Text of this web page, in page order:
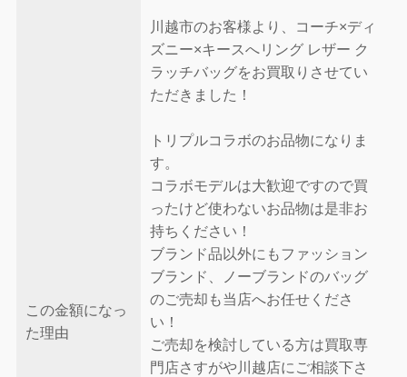
この金額になっ
た理由
川越市のお客様より、コーチ×ディ
ズニー×キースへリング レザー ク
ラッチバッグをお買取りさせてい
ただきました！
トリプルコラボのお品物になりま
す。
コラボモデルは大歓迎ですので買
ったけど使わないお品物は是非お
持ちください！
ブランド品以外にもファッション
ブランド、ノーブランドのバッグ
のご売却も当店へお任せくださ
い！
ご売却を検討している方は買取専
門店さすがや川越店にご相談下さ